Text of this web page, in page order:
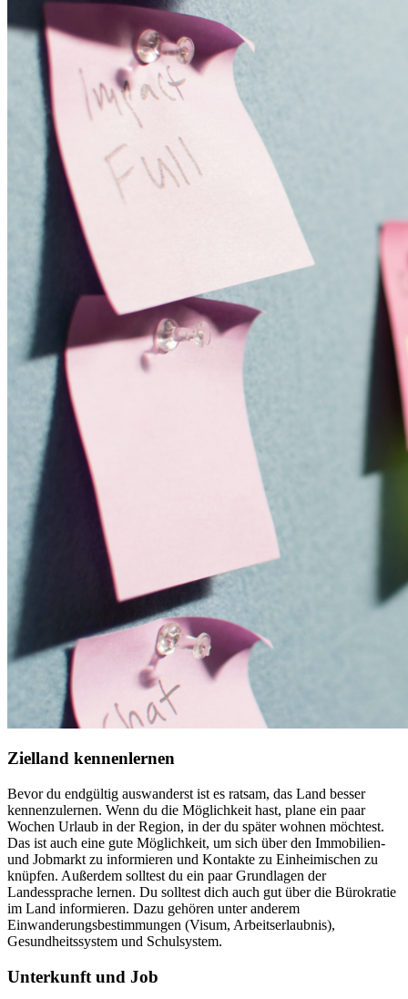
Zielland kennenlernen
Bevor du endgültig auswanderst ist es ratsam, das Land besser
kennenzulernen. Wenn du die Möglichkeit hast, plane ein paar
Wochen Urlaub in der Region, in der du später wohnen möchtest.
Das ist auch eine gute Möglichkeit, um sich über den Immobilien-
und Jobmarkt zu informieren und Kontakte zu Einheimischen zu
knüpfen. Außerdem solltest du ein paar Grundlagen der
Landessprache lernen. Du solltest dich auch gut über die Bürokratie
im Land informieren. Dazu gehören unter anderem
Einwanderungsbestimmungen (Visum, Arbeitserlaubnis),
Gesundheitssystem und Schulsystem.
Unterkunft und Job